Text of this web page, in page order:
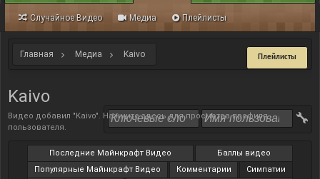
Плейлисты
Главная Медиа Kaivo
Kaivo
Видео добавил "Kaivo". Нажмите здесь для просмотра профиля
пользователя.
Последние Майнкрафт Видео
Баллы видео
Популярные Майнкрафт Видео
Комментарии
Симпатии
Случайное Видео Медиа Плейлисты